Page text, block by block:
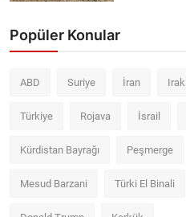
Popüler Konular
ABD Suriye İran Irak
Türkiye Rojava İsrail
Kürdistan Bayrağı Peşmerge
Mesud Barzani Türki El Binali